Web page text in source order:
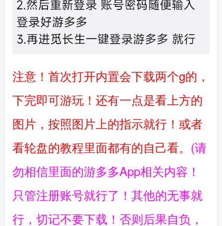
注意！首次打开内置会下载两个g的，
下完即可游玩！还有一点是看上方的
图片，按照图片上的指示就行！或者
看轮盘的教程里面都有的自己看。 (请
勿相信里面的游多多App相关内容！
只管注册账号就行了！其他的无事就
行，切记不要下载！否则后果自负，